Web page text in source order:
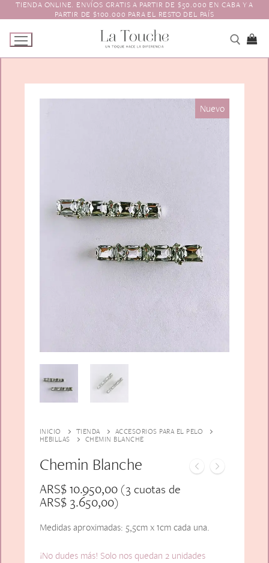
al
contenido
TIENDA ONLINE. ENVÍOS GRATIS A PARTIR DE $50.000 EN CABA Y A
PARTIR DE $100.000 PARA EL RESTO DEL PAÍS
Animales y Bichitos
Florales
Varios
Escarapelas
Alfiler Largo
Pares
Sobrios
Accesorios para el pelo
Boinas
Vinchas
Hebillas
Aros
Guantes
Charreteras
Adicionales
Gift Card
Nuevo
INICIO TIENDA
ACCESORIOS PARA EL PELO
HEBILLAS
CHEMIN BLANCHE
Chemin Blanche
ARS$10.950,00(3 cuotas de
ARS$3.650,00)
Medidas aproximadas: 5,5cm x 1cm cada una.
¡No dudes más! Solo nos quedan 2 unidades